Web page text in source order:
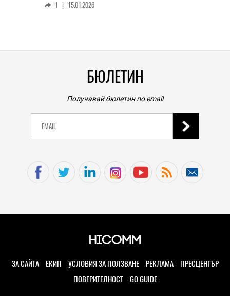
1 | 15.01.2026
БЮЛЕТИН
Получавай бюлетин по email
ЗА САЙТА ЕКИП УСЛОВИЯ ЗА ПОЛЗВАНЕ РЕКЛАМА
ПРЕСЦЕНТЪР
ПОВЕРИТЕЛНОСТ
GO GUIDE